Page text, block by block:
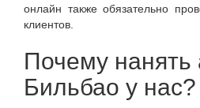
онлайн также обязательно
клиентов.
Почему нанять
Бильбао у нас?